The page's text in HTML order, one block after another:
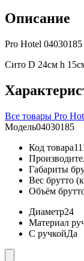
Описание
Pro Hotel 04030185
Сито D 24см h
Все товары Pro
Модель04030185
Код товара
Габариты
Вес брутто
Объём
Диаметр24
Материал
С ручкойДа